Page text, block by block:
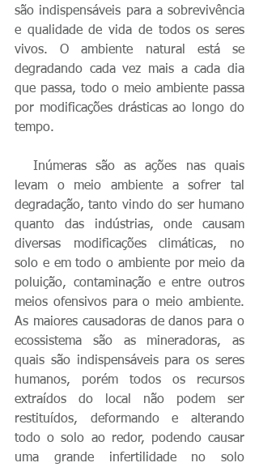
são indispensáveis para a sobrevivência
e qualidade de vida de todos os seres
vivos. O ambiente natural está se
degradando cada vez mais a cada dia
que passa, todo o meio ambiente passa
por modificações drásticas ao longo do
tempo.
levam o meio ambiente a sofrer tal
degradação, tanto vindo do ser humano
quanto das indústrias, onde causam
diversas modificações climáticas, no
solo e em todo o ambiente por meio da
poluição, contaminação e entre outros
meios ofensivos para o meio ambiente.
As maiores causadoras de danos para o
ecossistema são as mineradoras, as
quais são indispensáveis para os seres
humanos, porém todos os recursos
extraídos do local não podem ser
restituídos, deformando e alterando
todo o solo ao redor, podendo causar
uma grande infertilidade no solo